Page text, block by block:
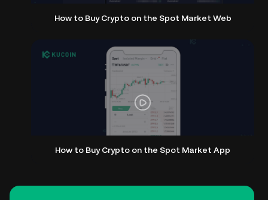
How to Buy Crypto on the Spot Market Web
How to Buy Crypto on the Spot Market App